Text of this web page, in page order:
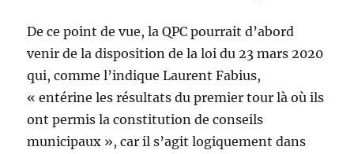
De ce point de vue, la QPC pourrait d’abord
venir de la disposition de la loi du 23 mars 2020
qui, comme l’indique Laurent Fabius,
« entérine les résultats du premier tour là où ils
ont permis la constitution de conseils
municipaux », car il s’agit logiquement dans